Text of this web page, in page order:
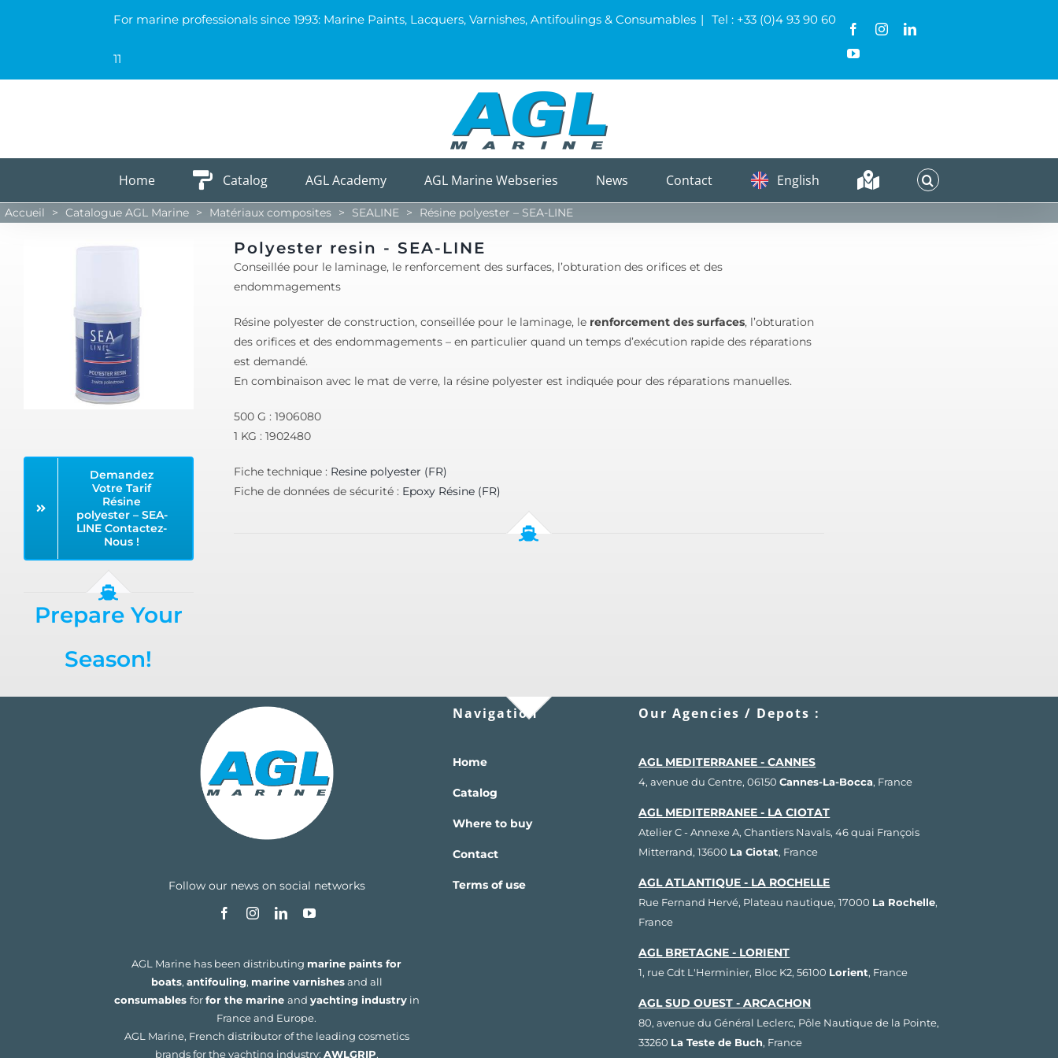
For marine professionals since 1993: Marine Paints, Lacquers, Varnishes, Antifoulings & Consumables | Tel : +33 (0)4 93 90 60
11
FacebookInstagramLinkedIn
YouTube
Home Catalog AGL Academy AGL Marine Webseries News Contact English
Accueil > Catalogue AGL Marine > Matériaux composites > SEALINE > Résine polyester – SEA-LINE
Demandez
Votre Tarif
Résine
polyester – SEA-
LINE Contactez-
Nous !
Prepare Your
Season!
Polyester resin - SEA-LINE
Conseillée pour le laminage, le renforcement des surfaces, l’obturation des orifices et des
endommagements
Résine polyester de construction, conseillée pour le laminage, le renforcement des surfaces, l’obturation
des orifices et des endommagements – en particulier quand un temps d’exécution rapide des réparations
est demandé.
En combinaison avec le mat de verre, la résine polyester est indiquée pour des réparations manuelles.
500 G : 1906080
1 KG : 1902480
Fiche technique : Resine polyester (FR)
Fiche de données de sécurité : Epoxy Résine (FR)
Follow our news on social networks
AGL Marine has been distributing marine paints for
boats, antifouling, marine varnishesand all
consumables forfor the marine and yachting industryin
France and Europe.
AGL Marine, French distributor of the leading cosmetics
brands for the yachting industry: AWLGRIP,
Navigation
Home
Catalog
Where to buy
Contact
Terms of use
Our Agencies / Depots :
AGL MEDITERRANEE - CANNES
4, avenue du Centre, 06150Cannes-La-Bocca, France
AGL MEDITERRANEE - LA CIOTAT
Atelier C - Annexe A, Chantiers Navals, 46 quai François
Mitterrand, 13600 La Ciotat, France
AGL ATLANTIQUE - LA ROCHELLE
Rue Fernand Hervé, Plateau nautique, 17000 La Rochelle,
France
AGL BRETAGNE - LORIENT
1, rue Cdt L'Herminier, Bloc K2, 56100 Lorient, France
AGL SUD OUEST - ARCACHON
80, avenue du Général Leclerc, Pôle Nautique de la Pointe,
33260 La Teste de Buch, France